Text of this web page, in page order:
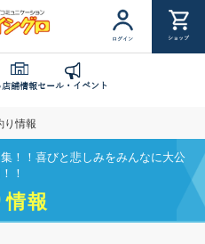
ログイン ショップ
店舗情報セール・イベント
り情報
！！喜びと悲しみをみんなに大公
！
情報